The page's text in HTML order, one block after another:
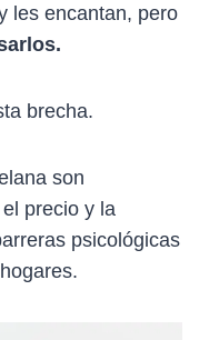
les encantan, pero
brecha.
son
precio y la
psicológicas